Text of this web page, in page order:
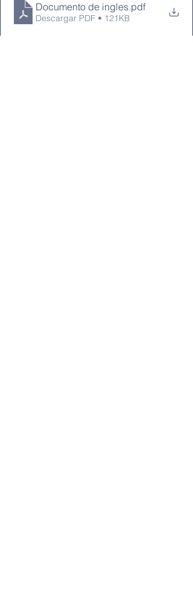
Documento de ingles.pdf
Descargar PDF • 121KB